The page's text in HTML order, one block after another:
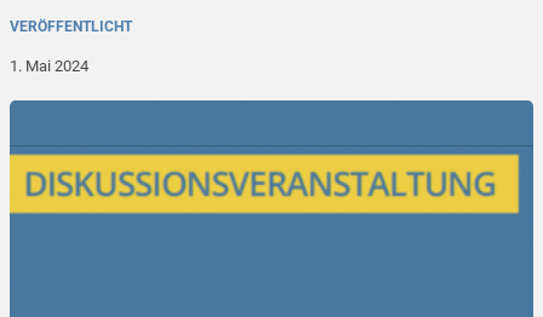
VERÖFFENTLICHT
1. Mai 2024